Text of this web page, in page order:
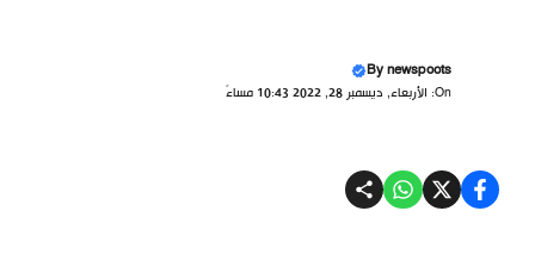
Bynewspoots
On: الأربعاء, ديسمبر 28, 2022 10:43 مساءً